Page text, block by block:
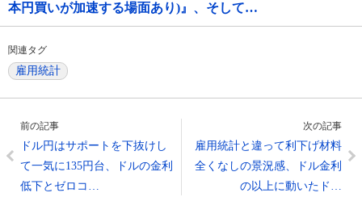
本円買いが加速する場面あり)』、そして…
関連タグ
雇用統計
前の記事
ドル円はサポートを下抜けし
て一気に135円台、ドルの金利
低下とゼロコ…
次の記事
雇用統計と違って利下げ材料
全くなしの景況感、ドル金利
の以上に動いたド…